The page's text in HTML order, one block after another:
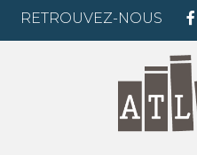
RETROUVEZ-NOUS